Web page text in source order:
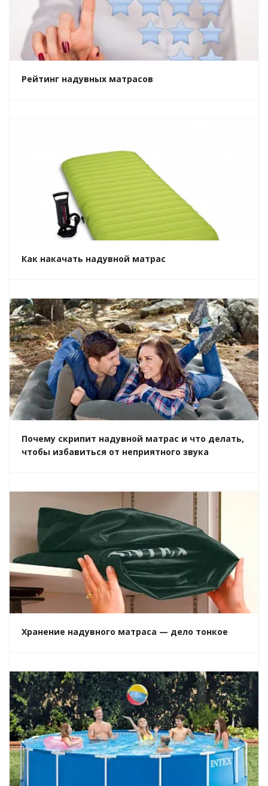
Рейтинг надувных матрасов
Как накачать надувной матрас
Почему скрипит надувной матрас и что делать,
чтобы избавиться от неприятного звука
Хранение надувного матраса — дело тонкое